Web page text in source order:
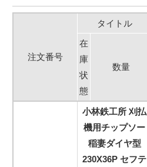
注文番号
タイトル
在
庫
状
態
数量
小林鉄工所 刈払
機用チップソー
稲妻ダイヤ型
230X36P セフテ